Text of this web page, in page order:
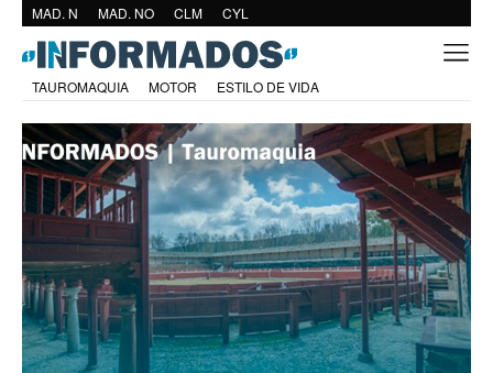
MAD. N MAD. NO CLM CYL
TAUROMAQUIA MOTOR ESTILO DE VIDA